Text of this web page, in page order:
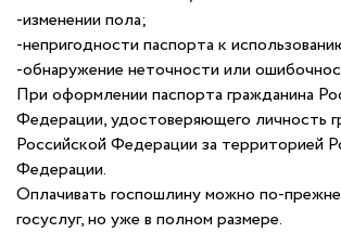
-изменении пола;
-непригодности паспорта к
-обнаружение неточности или
При оформлении паспорта гражданина
Федерации, удостоверяющего личность
Российской Федерации за территорией
Федерации.
Оплачивать госпошлину можно по-
госуслуг, но уже в полном размере.